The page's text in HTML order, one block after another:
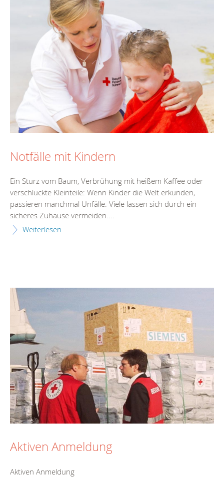
Notfälle mit Kindern
Ein Sturz vom Baum, Verbrühung mit heißem Kaffee oder
verschluckte Kleinteile: Wenn Kinder die Welt erkunden,
passieren manchmal Unfälle. Viele lassen sich durch ein
sicheres Zuhause vermeiden....
Weiterlesen
Aktiven Anmeldung
Aktiven Anmeldung